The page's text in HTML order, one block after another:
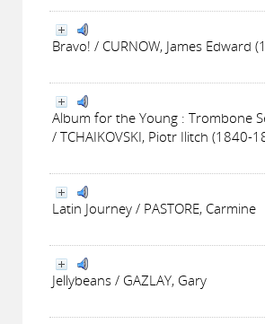
Bravo! / CURNOW, James Edward
Album for the Young : Trombone
/ TCHAIKOVSKI, Piotr Ilitch (1840-
Latin Journey / PASTORE, Carmine
Jellybeans / GAZLAY, Gary